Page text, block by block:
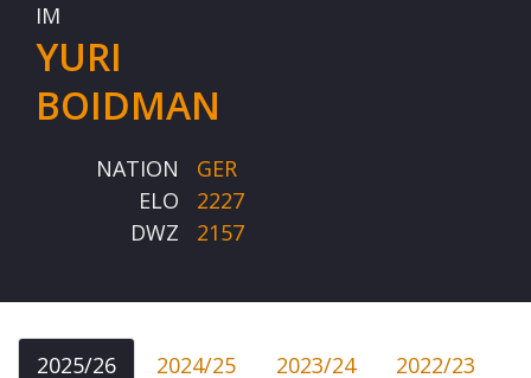
IM
YURI
BOIDMAN
NATION
GER
ELO
2227
DWZ
2157
2025/26 2024/25 2023/24
2022/23